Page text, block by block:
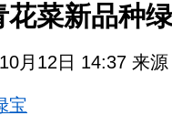
花菜新品种
月12日 14:37 来
宝